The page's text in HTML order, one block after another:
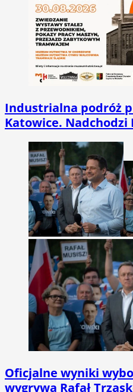
Industrialna podróż
Katowice. Nadchodzi
Oficjalne wyniki
wygrywa Rafał